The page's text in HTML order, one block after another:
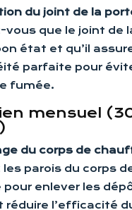
du joint de la
vous que le joint de
état et qu’il
parfaite pour
fumée.
mensuel
du corps de
les parois du corps
enlever les
réduire l’efficacité